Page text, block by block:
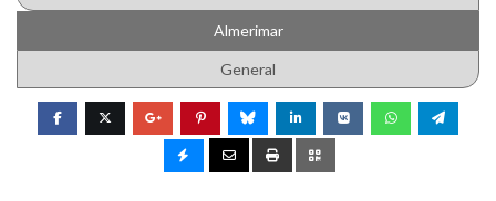
Almerimar
General